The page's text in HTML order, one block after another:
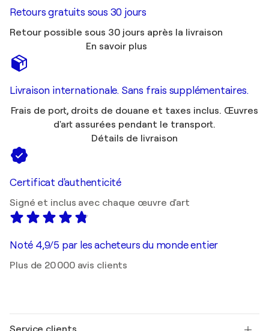
Retours gratuits sous 30 jours
Retour possible sous 30 jours après la livraison
En savoir plus
Livraison internationale. Sans frais supplémentaires.
Frais de port, droits de douane et taxes inclus. Œuvres
d'art assurées pendant le transport.
Détails de livraison
Certificat d'authenticité
Signé et inclus avec chaque œuvre d'art
Noté 4,9/5 par les acheteurs du monde entier
Plus de 20 000 avis clients